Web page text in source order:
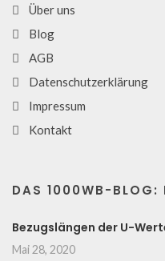
Über uns
Blog
AGB
Datenschutzerklärung
Impressum
Kontakt
DAS 1000WB-BLOG:
Bezugslängen der U-
Mai 28, 2020